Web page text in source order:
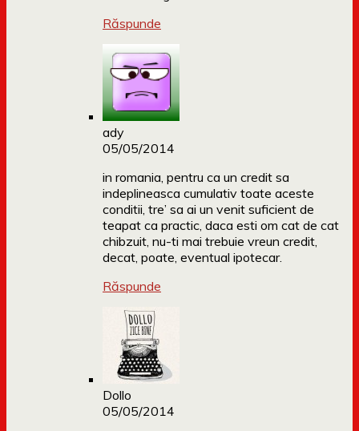
Răspunde
ady
05/05/2014
in romania, pentru ca un credit sa
indeplineasca cumulativ toate aceste
conditii, tre’ sa ai un venit suficient de
teapat ca practic, daca esti om cat de cat
chibzuit, nu-ti mai trebuie vreun credit,
decat, poate, eventual ipotecar.
Răspunde
Dollo
05/05/2014